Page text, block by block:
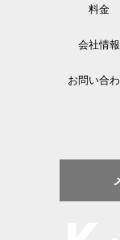
料金
会社情報
お問い合